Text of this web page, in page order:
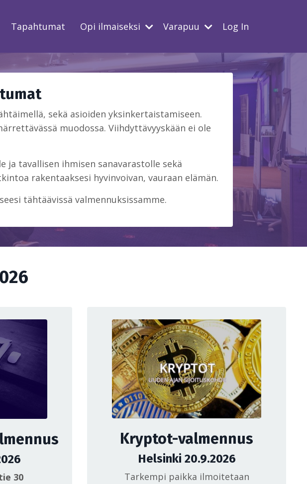
Tapahtumat Opi ilmaiseksi Varapuu Log In
sekä asioiden yksinkertaistamiseen.
muodossa. Viihdyttävyyskään ei ole
tavallisen ihmisen sanavarastolle sekä
rakentaaksesi hyvinvoivan, vauraan elämän.
tähtäävissä valmennuksissamme.
30
Kryptot-valmennus
Helsinki 20.9.2026
Tarkempi paikka ilmoitetaan